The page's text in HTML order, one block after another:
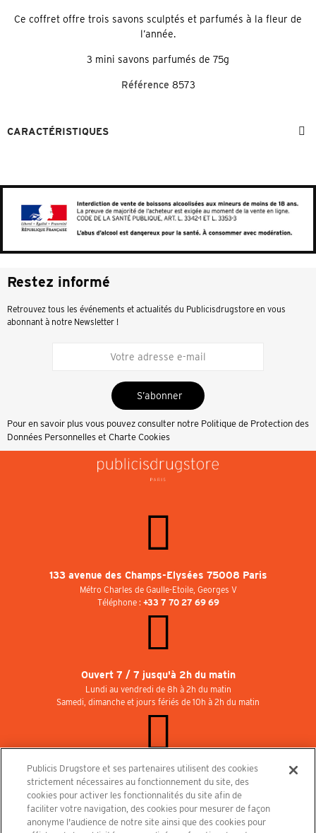
Ce coffret offre trois savons sculptés et parfumés à la fleur de
l’année.
3 mini savons parfumés de 75g
Référence 8573
CARACTÉRISTIQUES
Restez informé
Retrouvez tous les événements et actualités du Publicisdrugstore en vous
abonnant à notre Newsletter !
S’abonner
Pour en savoir plus vous pouvez consulter notre Politique de Protection des
Données Personnelles et Charte Cookies
133 avenue des Champs-Elysées 75008 Paris
Métro Charles de Gaulle-Etoile, Georges V
Téléphone : +33 7 70 27 69 69
Ouvert 7 / 7 jusqu'à 2h du matin
Lundi au vendredi de 8h à 2h du matin
Samedi, dimanche et jours fériés de 10h à 2h du matin
Rejoignez-nous au Publicisdrugstore !
Nous recrutons pour les boutiques, le restaurant et le cinéma. Contactez-nous :
recrutement@publicisdrugstore.com
Conditions générales de vente Mentions légales
Publicis Drugstore et ses partenaires utilisent des cookies
strictement nécessaires au fonctionnement du site, des
cookies pour activer les fonctionnalités du site afin de
faciliter votre navigation, des cookies pour mesurer de façon
anonyme l'audience de notre site ainsi que des cookies pour